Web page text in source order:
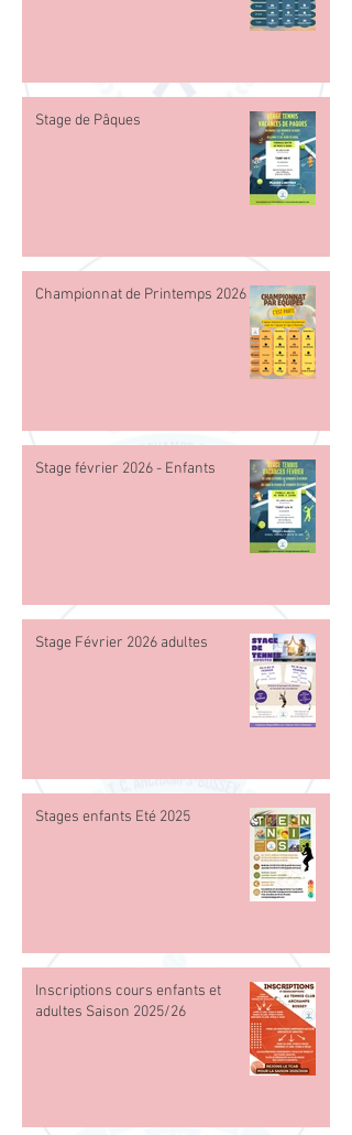
Stage de Pâques
Championnat de Printemps 2026
Stage février 2026 - Enfants
Stage Février 2026 adultes
Stages enfants Eté 2025
Inscriptions cours enfants et
adultes Saison 2025/26